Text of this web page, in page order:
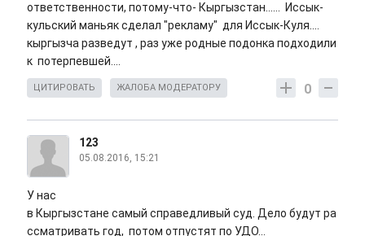
ответственности, потому-что- Кыргызстан...... Иссык-
кульский маньяк сделал "рекламу" для Иссык-Куля....
кыргызча разведут , раз уже родные подонка подходили
к потерпевшей....
0
ЦИТИРОВАТЬ ЖАЛОБА МОДЕРАТОРУ
123
05.08.2016, 15:21
У нас
в Кыргызстане самый справедливый суд. Дело будут ра
ссматривать год, потом отпустят по УДО...